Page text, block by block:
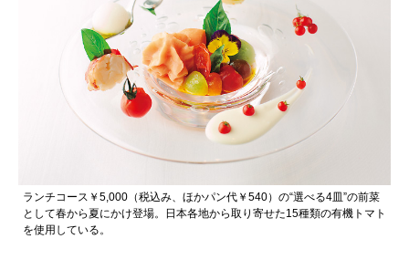
ランチコース￥5,000（税込み、ほかパン代￥540）の“選べる4皿”の前菜
として春から夏にかけ登場。日本各地から取り寄せた15種類の有機トマト
を使用している。